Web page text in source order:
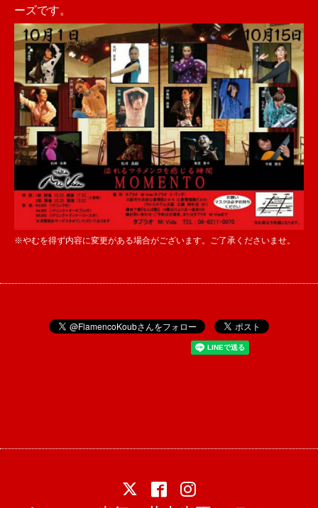
ーズです。
※やむを得ず内容に変更がある場合がございます。ご了承くださいませ。